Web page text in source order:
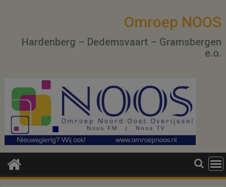
Omroep NOOS
Hardenberg – Dedemsvaart – Gramsbergen
e.o.